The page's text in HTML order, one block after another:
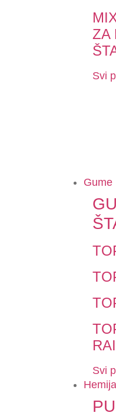
ZA
Svi
Gume
Svi
Hemija